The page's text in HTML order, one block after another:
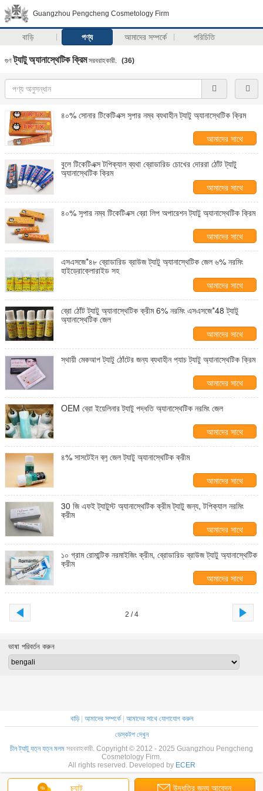
Guangzhou Pengcheng Cosmetology Firm
বাড়ি পণ্য আমাদের সম্পর্কে পরিচিতি
গুণট্যাটু অ্যানাস্থেটিক ক্রিমসরবরাহকারী. (36)
৪০% সোনার টিকেটিএক্স সুপার নম্ব ব্যথাহীন ট্যাটু অ্যানাস্থেটিক ক্রিম
আমাদের সাথে
যোগাযোগ করুন
বুলে টিকেটিএক্স টপিক্যাল ব্যথা ব্রোডারিড চোখের দোররা ঠোঁট ট্যাটু
অ্যানাস্থেটিক ক্রিম
আমাদের সাথে
যোগাযোগ করুন
৪০% সুপার নম্ব টিকেটিএক্স ব্রো লিপ অপারেশন ট্যাটু অ্যানাস্থেটিক ক্রিম
আমাদের সাথে
যোগাযোগ করুন
এসএসজে*৪৮ ব্রোডারিড ব্রাউজ ট্যাটু অ্যানাস্থেটিক জেল ৬% নরমিং
হাইড্রোক্লোরাইড সহ
আমাদের সাথে
যোগাযোগ করুন
ব্রো ঠোঁট ট্যাটু অ্যানাস্থেটিক ক্রীম 6% নরমিং এসএসজে*48 ট্যাটু
অ্যানাস্থেটিক জেল
আমাদের সাথে
যোগাযোগ করুন
স্থায়ী মেকআপ ট্যাটু ঠোঁটের জন্য ব্যথাহীন প্যাচ ট্যাটু অ্যানাস্থেটিক ক্রিম
আমাদের সাথে
যোগাযোগ করুন
OEM ব্রো ইয়েলিনার ট্যাটু পদ্ধতি অ্যানাস্থেটিক নরমিং জেল
আমাদের সাথে
যোগাযোগ করুন
৪% সাসটেইন ব্লু জেল ট্যাটু অ্যানাস্থেটিক ক্রীম
আমাদের সাথে
যোগাযোগ করুন
30 জি এফই ট্যাটুস্ট অ্যানাস্থেটিক ক্রীম ট্যাটু জন্য, টপিক্যাল নরমিং
ক্রীম
আমাদের সাথে
যোগাযোগ করুন
১০ গ্রাম রোমান্টিক নরমাইজিং ক্রীম, ব্রোডারিড ব্রাউজ ট্যাটু অ্যানাস্থেটিক
ক্রীম
আমাদের সাথে
যোগাযোগ করুন
2 / 4
চ্যাট উদ্ধৃতির জন্য আবেদন
ভাষা পরিবর্তন করুন
বাড়ি| আমাদের সম্পর্কে| আমাদের সাথে যোগাযোগ করুন
ডেস্কটপ দেখুন
চীন ট্যাটু যত্ন যত্ন মলম সরবরাহকারী. Copyright © 2012 - 2025 Guangzhou Pengcheng
Cosmetology Firm.
All rights reserved. Developed by ECER